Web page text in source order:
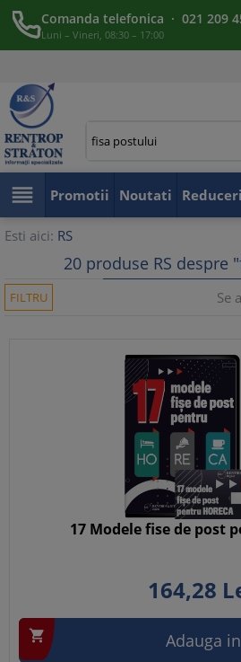
Comanda telefonica · 021 209
Luni – Vineri, 08:30 – 17:00
 Promotii Noutati Reduceri
Esti aici: RS
20 produse RS despre
FILTRU Se
17 Modele fise de post
164,28
 Adauga